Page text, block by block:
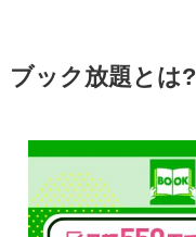
ブック放題とは?